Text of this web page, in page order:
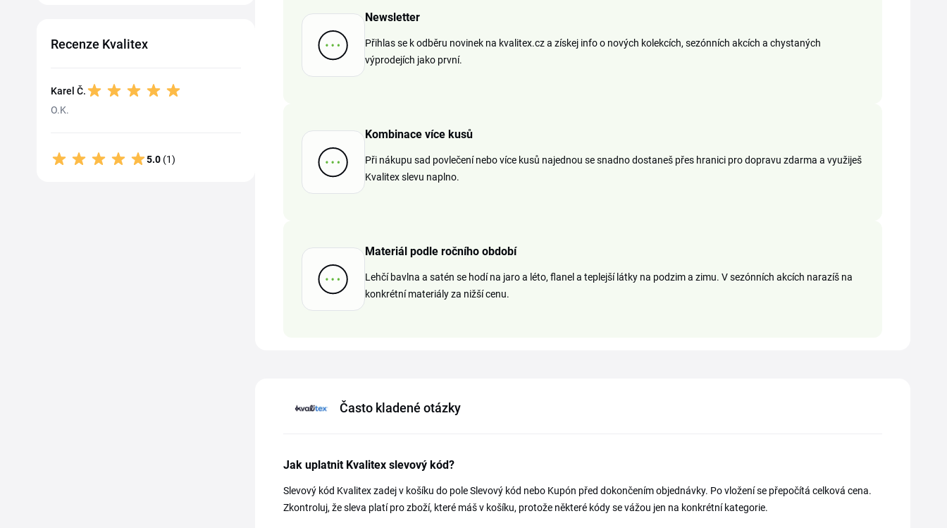
Recenze Kvalitex
Karel Č.
O.K.
5.0 (1)
Newsletter
Přihlas se k odběru novinek na kvalitex.cz a získej info o nových kolekcích, sezónních akcích a chystaných
výprodejích jako první.
Kombinace více kusů
Při nákupu sad povlečení nebo více kusů najednou se snadno dostaneš přes hranici pro dopravu zdarma a využiješ
Kvalitex slevu naplno.
Materiál podle ročního období
Lehčí bavlna a satén se hodí na jaro a léto, flanel a teplejší látky na podzim a zimu. V sezónních akcích narazíš na
konkrétní materiály za nižší cenu.
Často kladené otázky
Jak uplatnit Kvalitex slevový kód?
Slevový kód Kvalitex zadej v košíku do pole Slevový kód nebo Kupón před dokončením objednávky. Po vložení se přepočítá celková cena.
Zkontroluj, že sleva platí pro zboží, které máš v košíku, protože některé kódy se vážou jen na konkrétní kategorie.